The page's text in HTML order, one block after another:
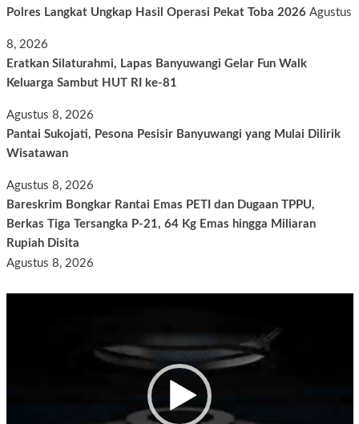
Polres Langkat Ungkap Hasil Operasi Pekat Toba 2026 Agustus
8, 2026
Eratkan Silaturahmi, Lapas Banyuwangi Gelar Fun Walk
Keluarga Sambut HUT RI ke-81
Agustus 8, 2026
Pantai Sukojati, Pesona Pesisir Banyuwangi yang Mulai Dilirik
Wisatawan
Agustus 8, 2026
Bareskrim Bongkar Rantai Emas PETI dan Dugaan TPPU,
Berkas Tiga Tersangka P-21, 64 Kg Emas hingga Miliaran
Rupiah Disita
Agustus 8, 2026